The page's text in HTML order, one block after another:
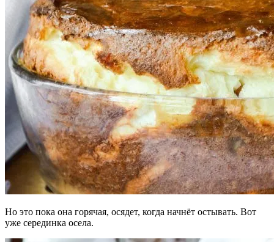
Но это пока она горячая, осядет, когда начнёт остывать. Вот
уже серединка осела.